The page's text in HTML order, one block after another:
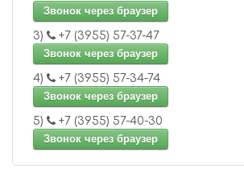
Звонок через браузер
3)
+7 (3955) 57-37-47
Звонок через браузер
4)
+7 (3955) 57-34-74
Звонок через браузер
5)
+7 (3955) 57-40-30
Звонок через браузер